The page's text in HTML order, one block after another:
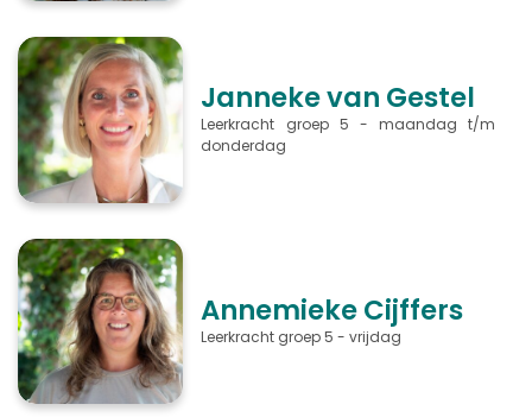
Janneke van Gestel
Leerkracht groep 5 - maandag t/m
donderdag
Annemieke Cijffers
Leerkracht groep 5 - vrijdag